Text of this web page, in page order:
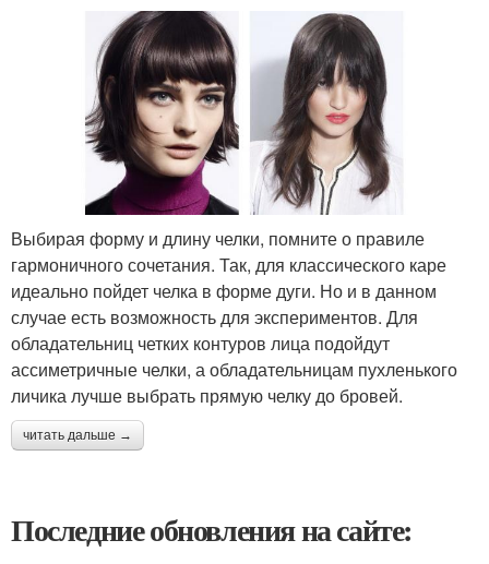
Выбирая форму и длину челки, помните о правиле
гармоничного сочетания. Так, для классического каре
идеально пойдет челка в форме дуги. Но и в данном
случае есть возможность для экспериментов. Для
обладательниц четких контуров лица подойдут
ассиметричные челки, а обладательницам пухленького
личика лучше выбрать прямую челку до бровей.
читать дальше →
Последние обновления на сайте: